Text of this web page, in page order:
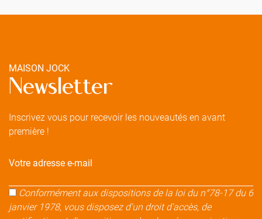
MAISON JOCK
Newsletter
Inscrivez vous pour recevoir les nouveautés en avant
première !
Votre adresse e-mail
Conformément aux dispositions de la loi du n°78-17 du 6
janvier 1978, vous disposez d'un droit d'accès, de